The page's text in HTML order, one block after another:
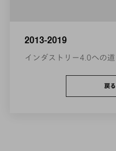
2013-2019
インダストリー4.0への道
戻る